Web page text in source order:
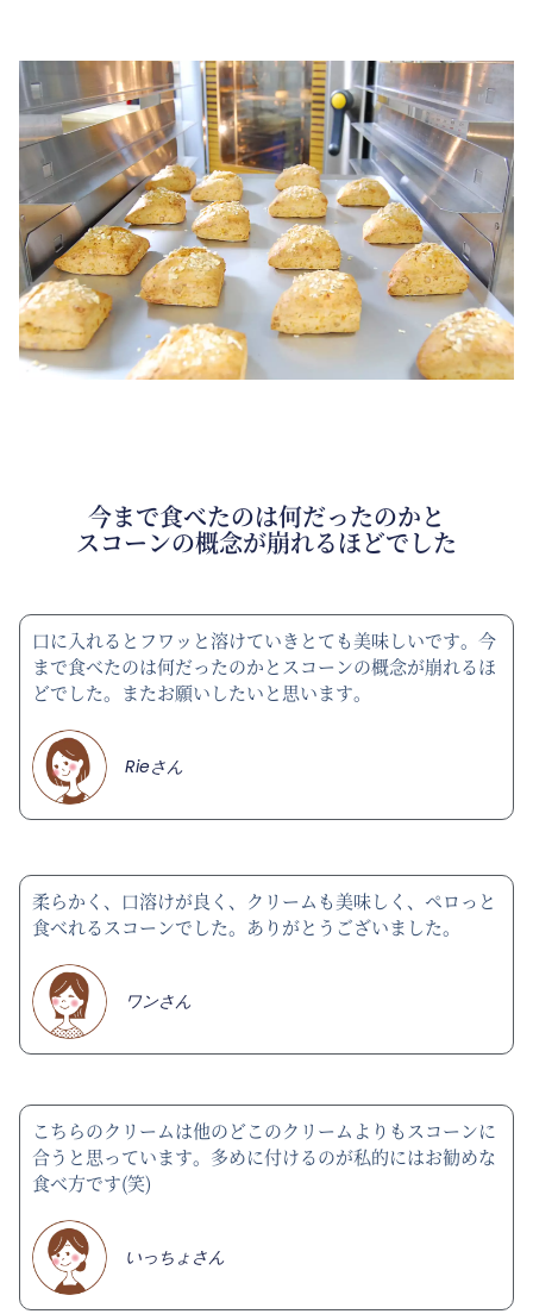
今まで食べたのは何だったのかと
スコーンの概念が崩れるほどでした
口に入れるとフワッと溶けていきとても美味しいです。今
まで食べたのは何だったのかとスコーンの概念が崩れるほ
どでした。またお願いしたいと思います。
Rieさん
柔らかく、口溶けが良く、クリームも美味しく、ペロっと
食べれるスコーンでした。ありがとうございました。
ワンさん
こちらのクリームは他のどこのクリームよりもスコーンに
合うと思っています。多めに付けるのが私的にはお勧めな
食べ方です(笑)
いっちょさん